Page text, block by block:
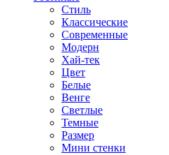
Стиль
Классические
Современные
Модерн
Хай-тек
Цвет
Белые
Венге
Светлые
Темные
Размер
Мини стенки